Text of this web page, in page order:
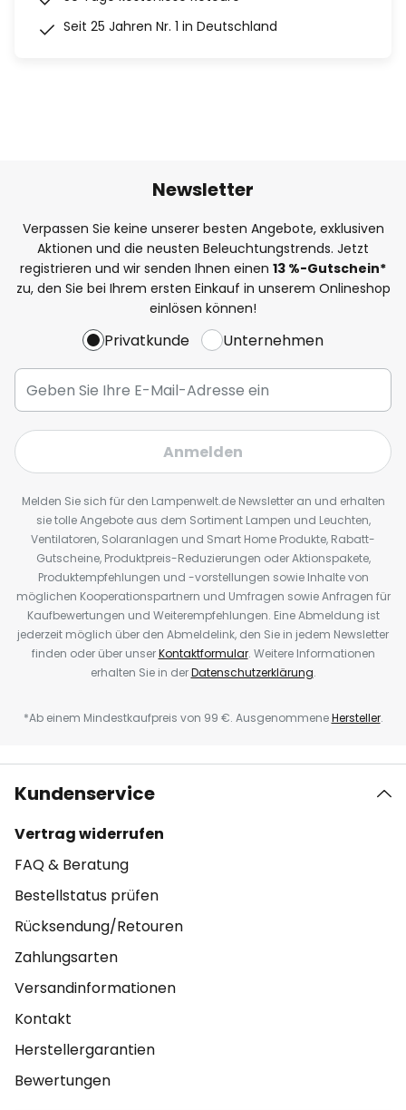
Seit 25 Jahren Nr. 1 in Deutschland
Newsletter
Verpassen Sie keine unserer besten Angebote, exklusiven
Aktionen und die neusten Beleuchtungstrends. Jetzt
registrieren und wir senden Ihnen einen 13 %-Gutschein*
zu, den Sie bei Ihrem ersten Einkauf in unserem Onlineshop
einlösen können!
Privatkunde Unternehmen
Anmelden
Melden Sie sich für den Lampenwelt.de Newsletter an und erhalten
sie tolle Angebote aus dem Sortiment Lampen und Leuchten,
Ventilatoren, Solaranlagen und Smart Home Produkte, Rabatt-
Gutscheine, Produktpreis-Reduzierungen oder Aktionspakete,
Produktempfehlungen und -vorstellungen sowie Inhalte von
möglichen Kooperationspartnern und Umfragen sowie Anfragen für
Kaufbewertungen und Weiterempfehlungen. Eine Abmeldung ist
jederzeit möglich über den Abmeldelink, den Sie in jedem Newsletter
finden oder über unserKontaktformular. Weitere Informationen
erhalten Sie in derDatenschutzerklärung.
*Ab einem Mindestkaufpreis von 99 €. AusgenommeneHersteller.
Kundenservice
Vertrag widerrufen
FAQ & Beratung
Bestellstatus prüfen
Rücksendung/Retouren
Zahlungsarten
Versandinformationen
Kontakt
Herstellergarantien
Bewertungen